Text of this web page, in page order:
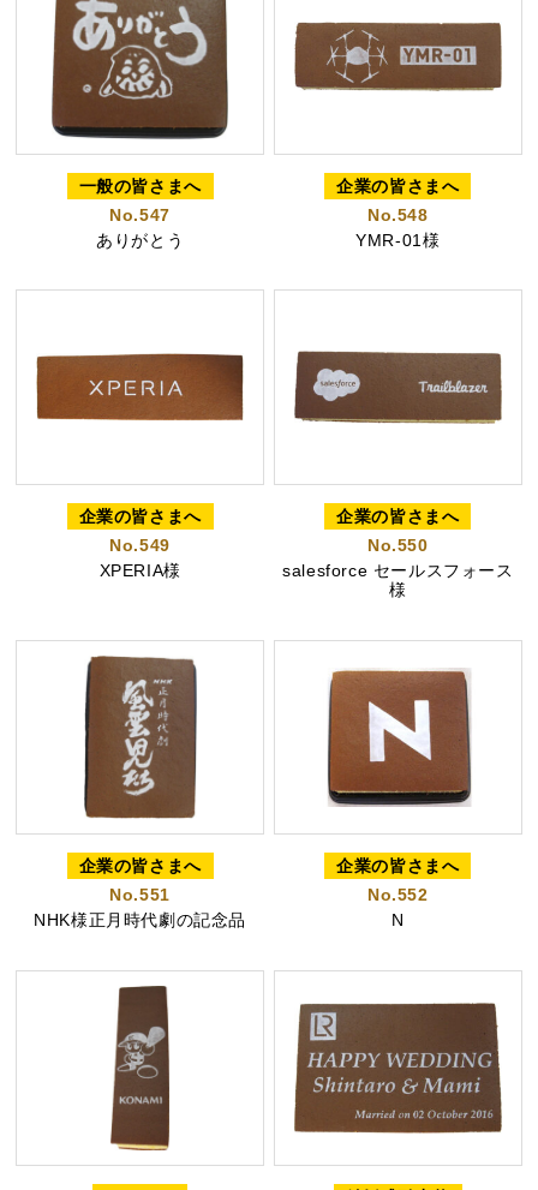
カステラ巻・三笠山
カステラ巻 チョコテイリア
静岡銘菓
茶ってら 風紋花
ちゃころん お茶の子
茶どころ 浜松しんふぉにー
一般の皆さまへ
No.547
ありがとう
企業の皆さまへ
No.548
YMR-01様
企業の皆さまへ
No.549
XPERIA様
企業の皆さまへ
No.550
salesforce セールスフォース
様
企業の皆さまへ
No.551
NHK様正月時代劇の記念品
企業の皆さまへ
No.552
N